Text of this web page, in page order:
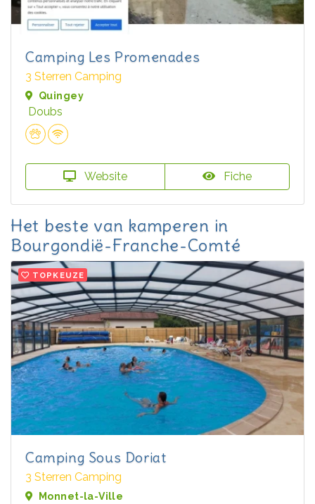
Camping Les Promenades
3 Sterren Camping
Quingey
Doubs
Website Fiche
Het beste van kamperen in
Bourgondië-Franche-Comté
TOPKEUZE
Camping Sous Doriat
3 Sterren Camping
Monnet-la-Ville